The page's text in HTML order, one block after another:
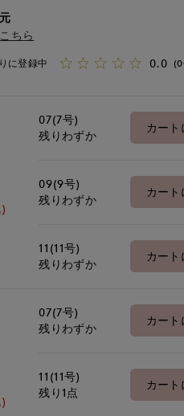
ル身長:165cm
こちら
に登録中 0.0
07(7号)
残りわずか
カート
09(9号)
残りわずか
カート
11(11号)
残りわずか
カート
07(7号)
残りわずか
カート
11(11号)
残り1点
カート